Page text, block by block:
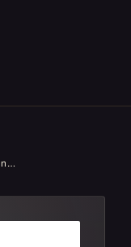
Chapelet de 33 perles de prière musulmanes, en verre, pour homme et femme, familles et amis, cadeau, noir, chaîne, collier, bracelet islamique